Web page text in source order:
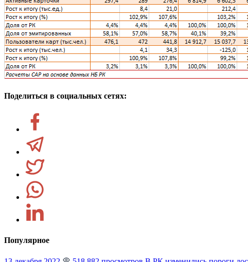
Поделиться в социальных сетях:
Популярное